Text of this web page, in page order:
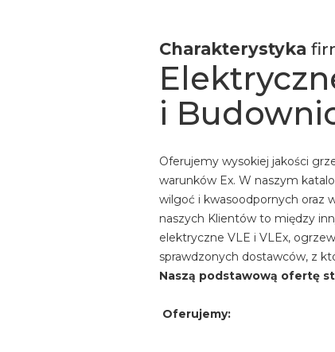
Charakterystyka
i
Oferujemy wysokiej jakości
warunków Ex. W naszym
wilgoć i kwasoodpornych oraz
naszych Klientów to między
elektryczne VLE i VLEx,
sprawdzonych dostawców, z
Naszą podstawową ofertę
Oferujemy: